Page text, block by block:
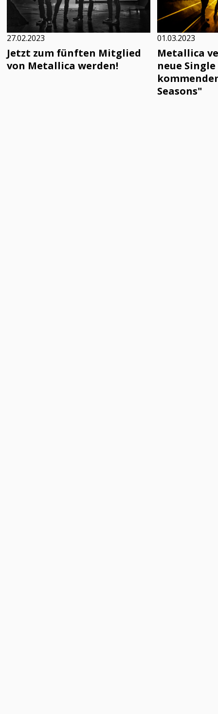
27.02.2023
Jetzt zum fünften Mitglied
von Metallica werden!
01.03.2023
Metallica
neue Single
Seasons"